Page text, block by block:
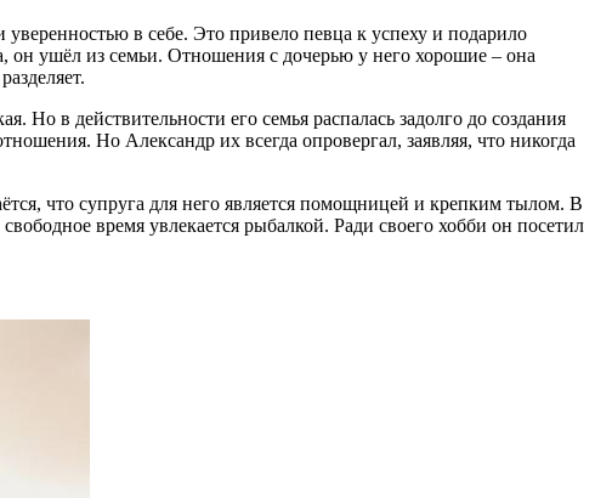
в себе. Это привело певца к успеху и подарило
ушёл из семьи. Отношения с дочерью у него хорошие – она
Но в действительности его семья распалась задолго до создания
Но Александр их всегда опровергал, заявляя, что никогда
что супруга для него является помощницей и крепким тылом. В
время увлекается рыбалкой. Ради своего хобби он посетил